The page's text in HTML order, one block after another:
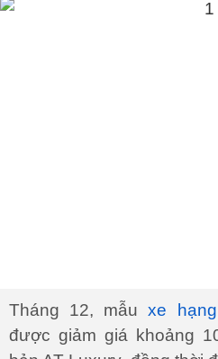
Tháng 12, mẫu xe
được giảm giá khoảng